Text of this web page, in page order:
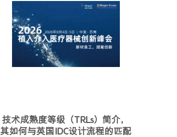
技术成熟度等级（TRLs）简介，
其如何与英国IDC设计流程的匹配